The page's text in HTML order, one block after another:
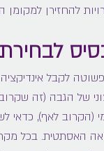
להחזירן למקומן
לקבל
של הגבה (זה
(הקרוב לאף), כדאי
האסתטית. בכל